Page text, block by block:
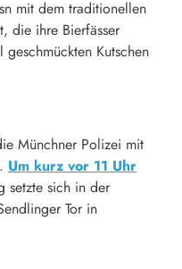
mit dem traditionellen
die ihre Bierfässer
Kutschen
Münchner Polizei mit
Um kurz vor 11 Uhr
setzte sich in der
Tor in